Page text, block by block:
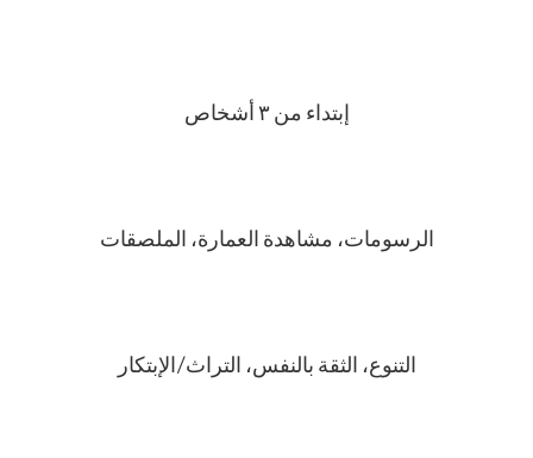
إبتداء من ٣ أشخاص
الرسومات، مشاهدة العمارة، الملصقات
التنوع، الثقة بالنفس، التراث/الإبتكار